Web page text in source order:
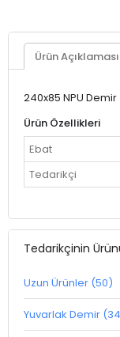
Ürün Açıklaması
240x85 NPU Demir
Ürün Özellikleri
Ebat
Tedarikçi
Tedarikçinin
Uzun Ürünler (50)
Yuvarlak Demir